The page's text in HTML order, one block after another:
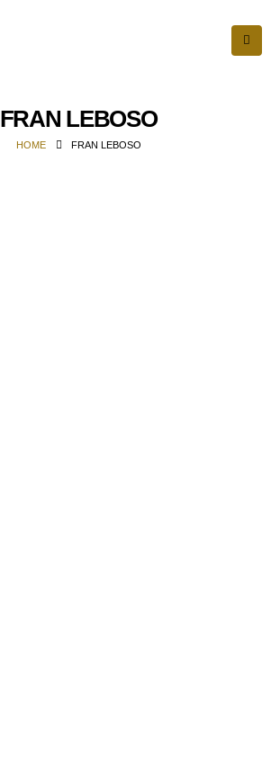
FRAN LEBOSO
HOME FRAN LEBOSO